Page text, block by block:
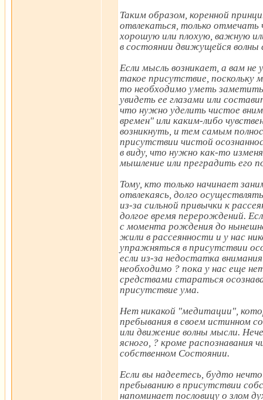
Таким образом, коренной
отвлекаться, только
хорошую или плохую, важную
в состоянии движущейся волны
Если мысль возникает, а вам не
такое присутствие, поскольку
то необходимо уметь
увидеть ее глазами или
что нужно уделить чистое
времен" или каким-либо
возникнуть, и тем самым
присутствии чистой
в виду, что нужно как-то
мышление или преградить его
Тому, кто только начинает
отвлекаясь, долго
из-за сильной привычки к
долгое время перерождений.
с момента рождения до
жили в рассеянности и у нас
упражняться в присутствии
если из-за недостатка
необходимо ? пока у нас еще
средствами стараться
присутствие ума.
Нет никакой "медитации",
пребывания в своем истинном
или движение волны мысли.
ясного, ? кроме распознавания
собственном Состоянии.
Если вы надеетесь, будто
пребыванию в присутствии
напоминает пословицу о злом